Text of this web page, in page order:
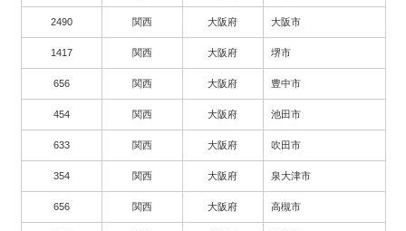
2490 関西 大阪府 大阪市
1417 関西 大阪府 堺市
656 関西 大阪府 豊中市
454 関西 大阪府 池田市
633 関西 大阪府 吹田市
354 関西 大阪府 泉大津市
656 関西 大阪府 高槻市